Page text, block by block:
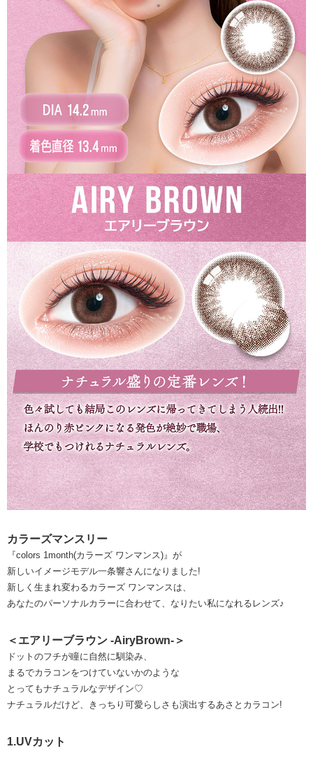
カラーズマンスリー
『colors 1month(カラーズ ワンマンス)』が
新しいイメージモデル一条響さんになりました!
新しく生まれ変わるカラーズ ワンマンスは、
あなたのパーソナルカラーに合わせて、なりたい私になれるレンズ♪
＜エアリーブラウン -AiryBrown-＞
ドットのフチが瞳に自然に馴染み、
まるでカラコンをつけていないかのような
とってもナチュラルなデザイン♡
ナチュラルだけど、きっちり可愛らしさも演出するあさとカラコン!
1.UVカット